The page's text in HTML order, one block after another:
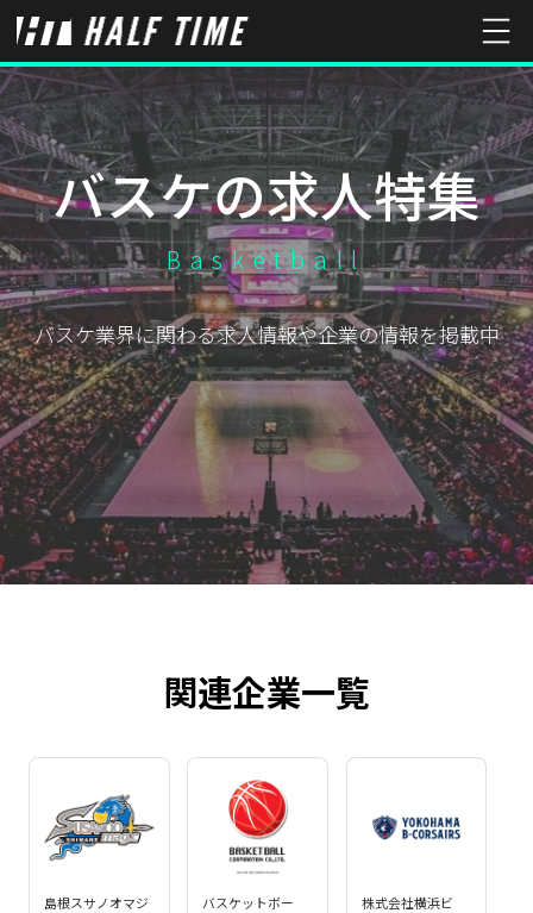
バスケの求人特集
Basketball
バスケ業界に関わる求人情報や企業の情報を掲載中
関連企業一覧
島根スサノオマジ
バスケットボー
株式会社横浜ビ